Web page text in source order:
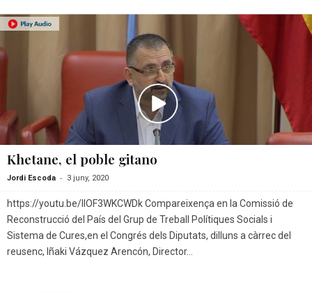
Khetane, el poble gitano
Jordi Escoda - 3 juny, 2020
https://youtu.be/llOF3WKCWDk Compareixença en la Comissió de
Reconstrucció del País del Grup de Treball Polítiques Socials i
Sistema de Cures,en el Congrés dels Diputats, dilluns a càrrec del
reusenc, Iñaki Vázquez Arencón, Director...